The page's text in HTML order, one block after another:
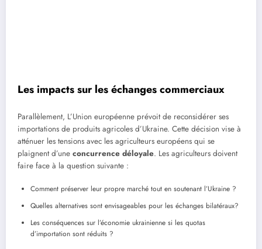
Les impacts sur les échanges commerciaux
Parallèlement, L’Union européenne prévoit de reconsidérer ses
importations de produits agricoles d’Ukraine. Cette décision vise à
atténuer les tensions avec les agriculteurs européens qui se
plaignent d’une concurrence déloyale. Les agriculteurs doivent
faire face à la question suivante :
Comment préserver leur propre marché tout en soutenant l’Ukraine ?
Quelles alternatives sont envisageables pour les échanges bilatéraux?
Les conséquences sur l’économie ukrainienne si les quotas
d’importation sont réduits ?